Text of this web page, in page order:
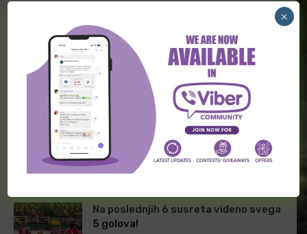
Facebook
PRETHODNA VEST
Mogu li da slave 10. put
uzastopno?!
SLEDEĆA VEST
Potencijalno efikasan duel
u Singapuru
Na poslednjih 6 susreta viđeno svega
5 golova!
×